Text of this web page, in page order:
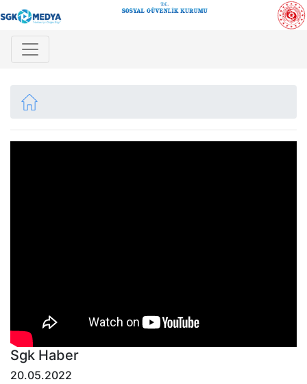
Sgk Haber
20.05.2022